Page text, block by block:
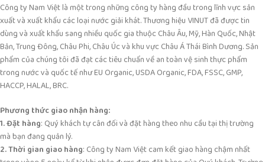
Công ty Nam Việt là một trong những công ty hàng đầu trong lĩnh vực sản
xuất và xuất khẩu các loại nước giải khát. Thương hiệu VINUT đã được tin
dùng và xuất khẩu sang nhiều quốc gia thuộc Châu Âu, Mỹ, Hàn Quốc, Nhật
Bản, Trung Đông, Châu Phi, Châu Úc và khu vực Châu Á Thái Bình Dương. Sản
phẩm của chúng tôi đã đạt các tiêu chuẩn về an toàn vệ sinh thực phẩm
trong nước và quốc tế như EU Organic, USDA Organic, FDA, FSSC, GMP,
HACCP, HALAL, BRC.
Phương thức giao nhận hàng:
1. Đặt hàng: Quý khách tự cân đối và đặt hàng theo nhu cầu tại thị trường
mà bạn đang quản lý.
2. Thời gian giao hàng: Công ty Nam Việt cam kết giao hàng chậm nhất